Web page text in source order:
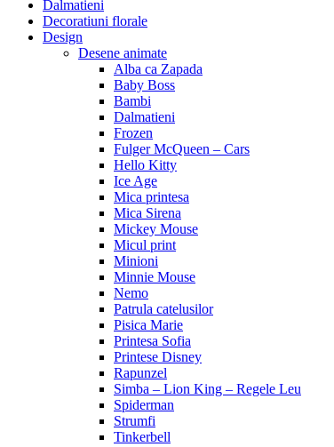
Dalmatieni
Decoratiuni florale
Design
Desene animate
Alba ca Zapada
Baby Boss
Bambi
Dalmatieni
Frozen
Fulger McQueen – Cars
Hello Kitty
Ice Age
Mica printesa
Mica Sirena
Mickey Mouse
Micul print
Minioni
Minnie Mouse
Nemo
Patrula catelusilor
Pisica Marie
Printesa Sofia
Printese Disney
Rapunzel
Simba – Lion King – Regele Leu
Spiderman
Strumfi
Tinkerbell